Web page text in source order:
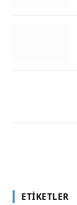
ETIKETLER